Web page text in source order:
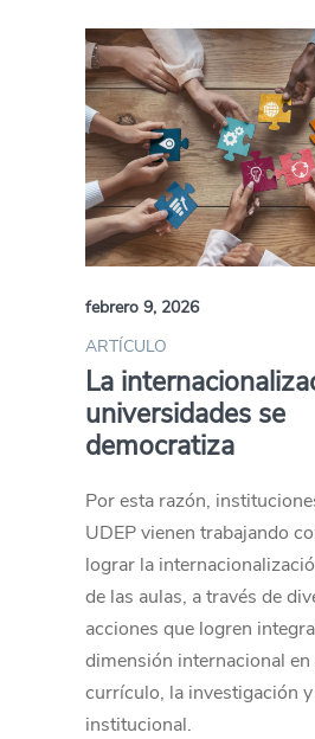
febrero 9, 2026
ARTÍCULO
La
universidades se
democratiza
Por esta razón,
UDEP vienen trabajando
lograr la
de las aulas, a través de
acciones que logren
dimensión internacional en
currículo, la investigación
institucional.